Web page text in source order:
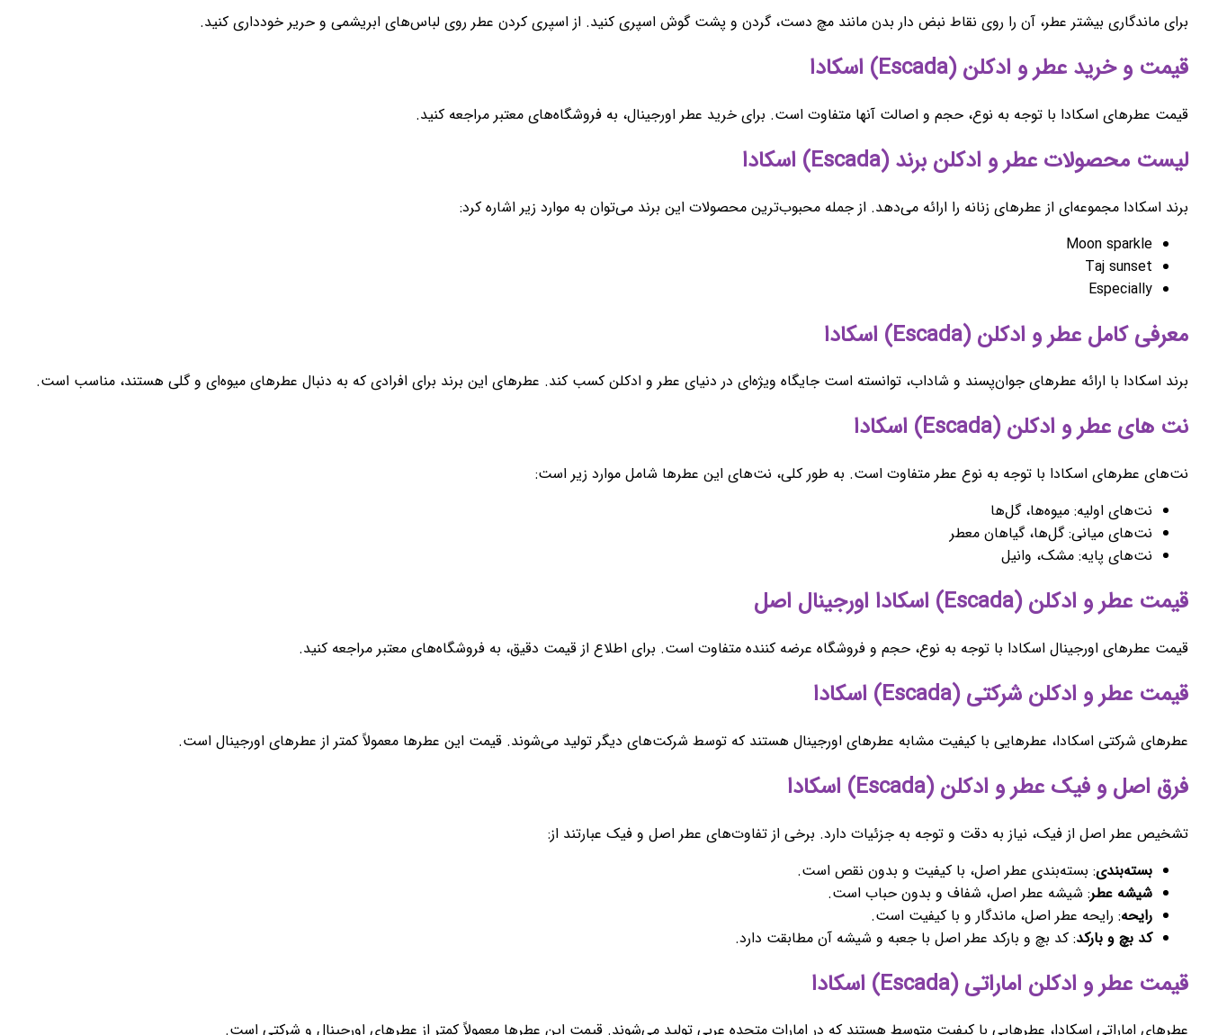
برای ماندگاری بیشتر عطر، آن را روی نقاط نبض دار بدن مانند مچ دست، گردن و پشت گوش اسپری کنید. از اسپری کردن عطر روی لباس‌های ابریشمی و حریر خودداری کنید.
قیمت و خرید عطر و ادکلن (Escada) اسکادا
قیمت عطرهای اسکادا با توجه به نوع، حجم و اصالت آنها متفاوت است. برای خرید عطر اورجینال، به فروشگاه‌های معتبر مراجعه کنید.
لیست محصولات عطر و ادکلن برند (Escada) اسکادا
برند اسکادا مجموعه‌ای از عطرهای زنانه را ارائه می‌دهد. از جمله محبوب‌ترین محصولات این برند می‌توان به موارد زیر اشاره کرد:
Moon sparkle
Taj sunset
Especially
معرفی کامل عطر و ادکلن (Escada) اسکادا
برند اسکادا با ارائه عطرهای جوان‌پسند و شاداب، توانسته است جایگاه ویژه‌ای در دنیای عطر و ادکلن کسب کند. عطرهای این برند برای افرادی که به دنبال عطرهای میوه‌ای و گلی هستند، مناسب است.
نت های عطر و ادکلن (Escada) اسکادا
نت‌های عطرهای اسکادا با توجه به نوع عطر متفاوت است. به طور کلی، نت‌های این عطرها شامل موارد زیر است:
نت‌های اولیه: میوه‌ها، گل‌ها
نت‌های میانی: گل‌ها، گیاهان معطر
نت‌های پایه: مشک، وانیل
قیمت عطر و ادکلن (Escada) اسکادا اورجینال اصل
قیمت عطرهای اورجینال اسکادا با توجه به نوع، حجم و فروشگاه عرضه کننده متفاوت است. برای اطلاع از قیمت دقیق، به فروشگاه‌های معتبر مراجعه کنید.
قیمت عطر و ادکلن شرکتی (Escada) اسکادا
عطرهای شرکتی اسکادا، عطرهایی با کیفیت مشابه عطرهای اورجینال هستند که توسط شرکت‌های دیگر تولید می‌شوند. قیمت این عطرها معمولاً کمتر از عطرهای اورجینال است.
فرق اصل و فیک عطر و ادکلن (Escada) اسکادا
تشخیص عطر اصل از فیک، نیاز به دقت و توجه به جزئیات دارد. برخی از تفاوت‌های عطر اصل و فیک عبارتند از:
بسته‌بندی: بسته‌بندی عطر اصل، با کیفیت و بدون نقص است.
شیشه عطر: شیشه عطر اصل، شفاف و بدون حباب است.
رایحه: رایحه عطر اصل، ماندگار و با کیفیت است.
کد بچ و بارکد: کد بچ و بارکد عطر اصل با جعبه و شیشه آن مطابقت دارد.
قیمت عطر و ادکلن اماراتی (Escada) اسکادا
عطرهای اماراتی اسکادا، عطرهایی با کیفیت متوسط هستند که در امارات متحده عربی تولید می‌شوند. قیمت این عطرها معمولاً کمتر از عطرهای اورجینال و شرکتی است.